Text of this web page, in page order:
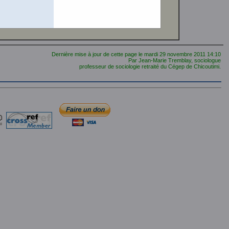
Dernière mise à jour de cette page le mardi 29 novembre 2011 14:10
Par Jean-Marie Tremblay, sociologue
professeur de sociologie retraité du Cégep de Chicoutimi.